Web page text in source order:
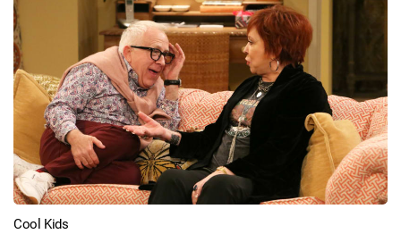
Cool Kids